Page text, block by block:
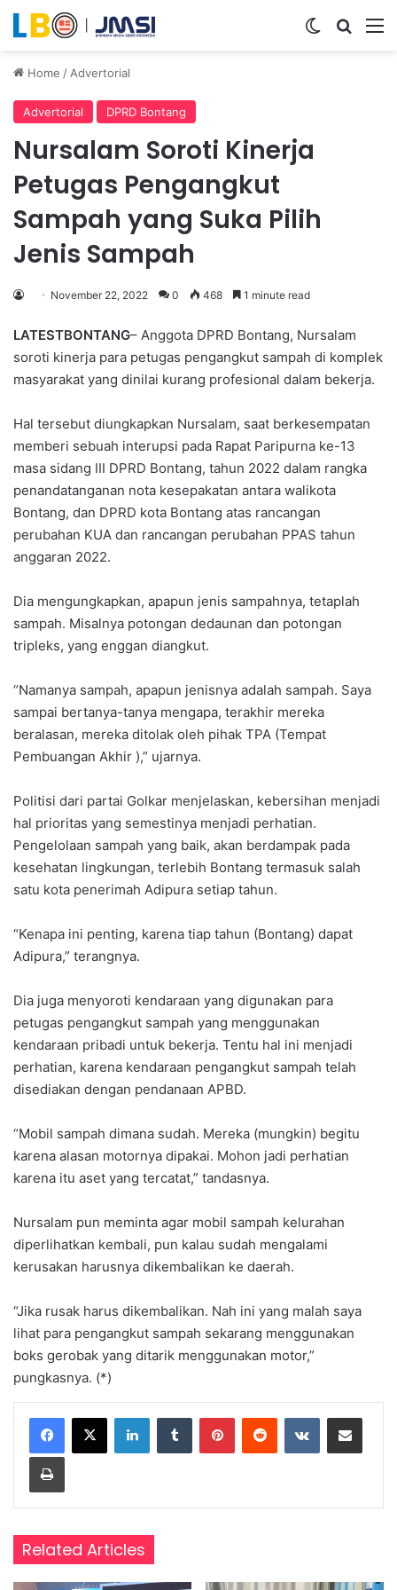
Switch skin
Home / Advertorial
Advertorial DPRD Bontang
Nursalam Soroti Kinerja
Petugas Pengangkut
Sampah yang Suka Pilih
Jenis Sampah
November 22, 2022 0 468 1 minute read
LATESTBONTANG– Anggota DPRD Bontang, Nursalam
soroti kinerja para petugas pengangkut sampah di komplek
masyarakat yang dinilai kurang profesional dalam bekerja.
Hal tersebut diungkapkan Nursalam, saat berkesempatan
memberi sebuah interupsi pada Rapat Paripurna ke-13
masa sidang III DPRD Bontang, tahun 2022 dalam rangka
penandatanganan nota kesepakatan antara walikota
Bontang, dan DPRD kota Bontang atas rancangan
perubahan KUA dan rancangan perubahan PPAS tahun
anggaran 2022.
Dia mengungkapkan, apapun jenis sampahnya, tetaplah
sampah. Misalnya potongan dedaunan dan potongan
tripleks, yang enggan diangkut.
“Namanya sampah, apapun jenisnya adalah sampah. Saya
sampai bertanya-tanya mengapa, terakhir mereka
beralasan, mereka ditolak oleh pihak TPA (Tempat
Pembuangan Akhir ),” ujarnya.
Politisi dari partai Golkar menjelaskan, kebersihan menjadi
hal prioritas yang semestinya menjadi perhatian.
Pengelolaan sampah yang baik, akan berdampak pada
kesehatan lingkungan, terlebih Bontang termasuk salah
satu kota penerimah Adipura setiap tahun.
“Kenapa ini penting, karena tiap tahun (Bontang) dapat
Adipura,” terangnya.
Dia juga menyoroti kendaraan yang digunakan para
petugas pengangkut sampah yang menggunakan
kendaraan pribadi untuk bekerja. Tentu hal ini menjadi
perhatian, karena kendaraan pengangkut sampah telah
disediakan dengan pendanaan APBD.
“Mobil sampah dimana sudah. Mereka (mungkin) begitu
karena alasan motornya dipakai. Mohon jadi perhatian
karena itu aset yang tercatat,” tandasnya.
Nursalam pun meminta agar mobil sampah kelurahan
diperlihatkan kembali, pun kalau sudah mengalami
kerusakan harusnya dikembalikan ke daerah.
“Jika rusak harus dikembalikan. Nah ini yang malah saya
lihat para pengangkut sampah sekarang menggunakan
boks gerobak yang ditarik menggunakan motor,”
pungkasnya. (*)
Related Articles